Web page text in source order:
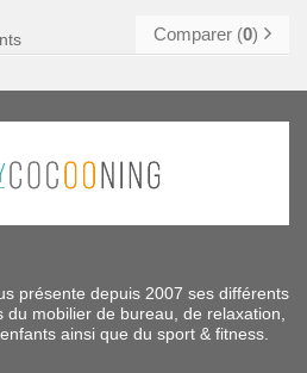
Comparer (0)
présente depuis 2007 ses différents
mobilier de bureau, de relaxation,
ainsi que du sport & fitness.